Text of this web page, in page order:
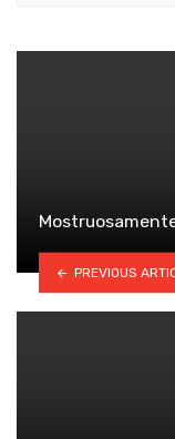
PREVIOUS